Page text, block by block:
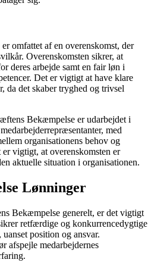
omfattet af en overenskomst, der
Overenskomsten sikrer, at
deres arbejde samt en fair løn i
Det er vigtigt at have klare
da det skaber tryghed og trivsel
Bekæmpelse er udarbejdet i
med
organisationens behov og
vigtigt, at overenskomsten er
aktuelle situation i organisationen.
Lønninger
Bekæmpelse generelt, er det vigtigt
retfærdige og konkurrencedygtige
position og ansvar.
afspejle medarbejdernes